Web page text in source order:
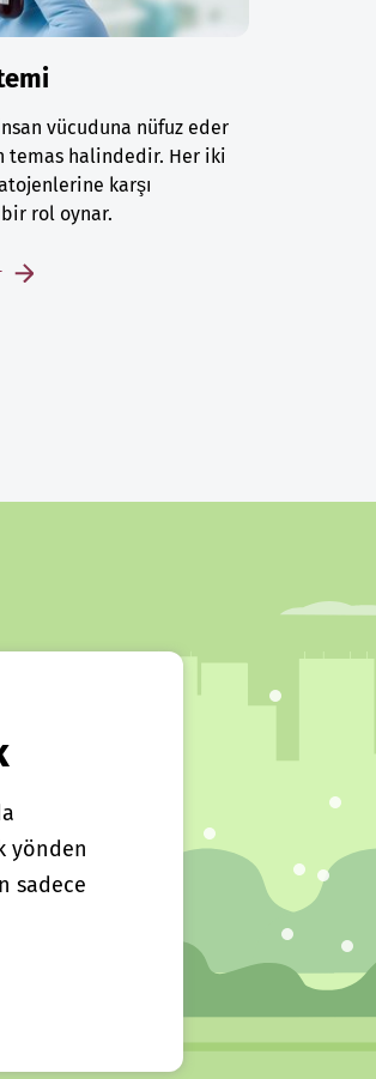
vücuduna nüfuz eder
temas halindedir. Her iki
karşı
rol oynar.
yönden
sadece